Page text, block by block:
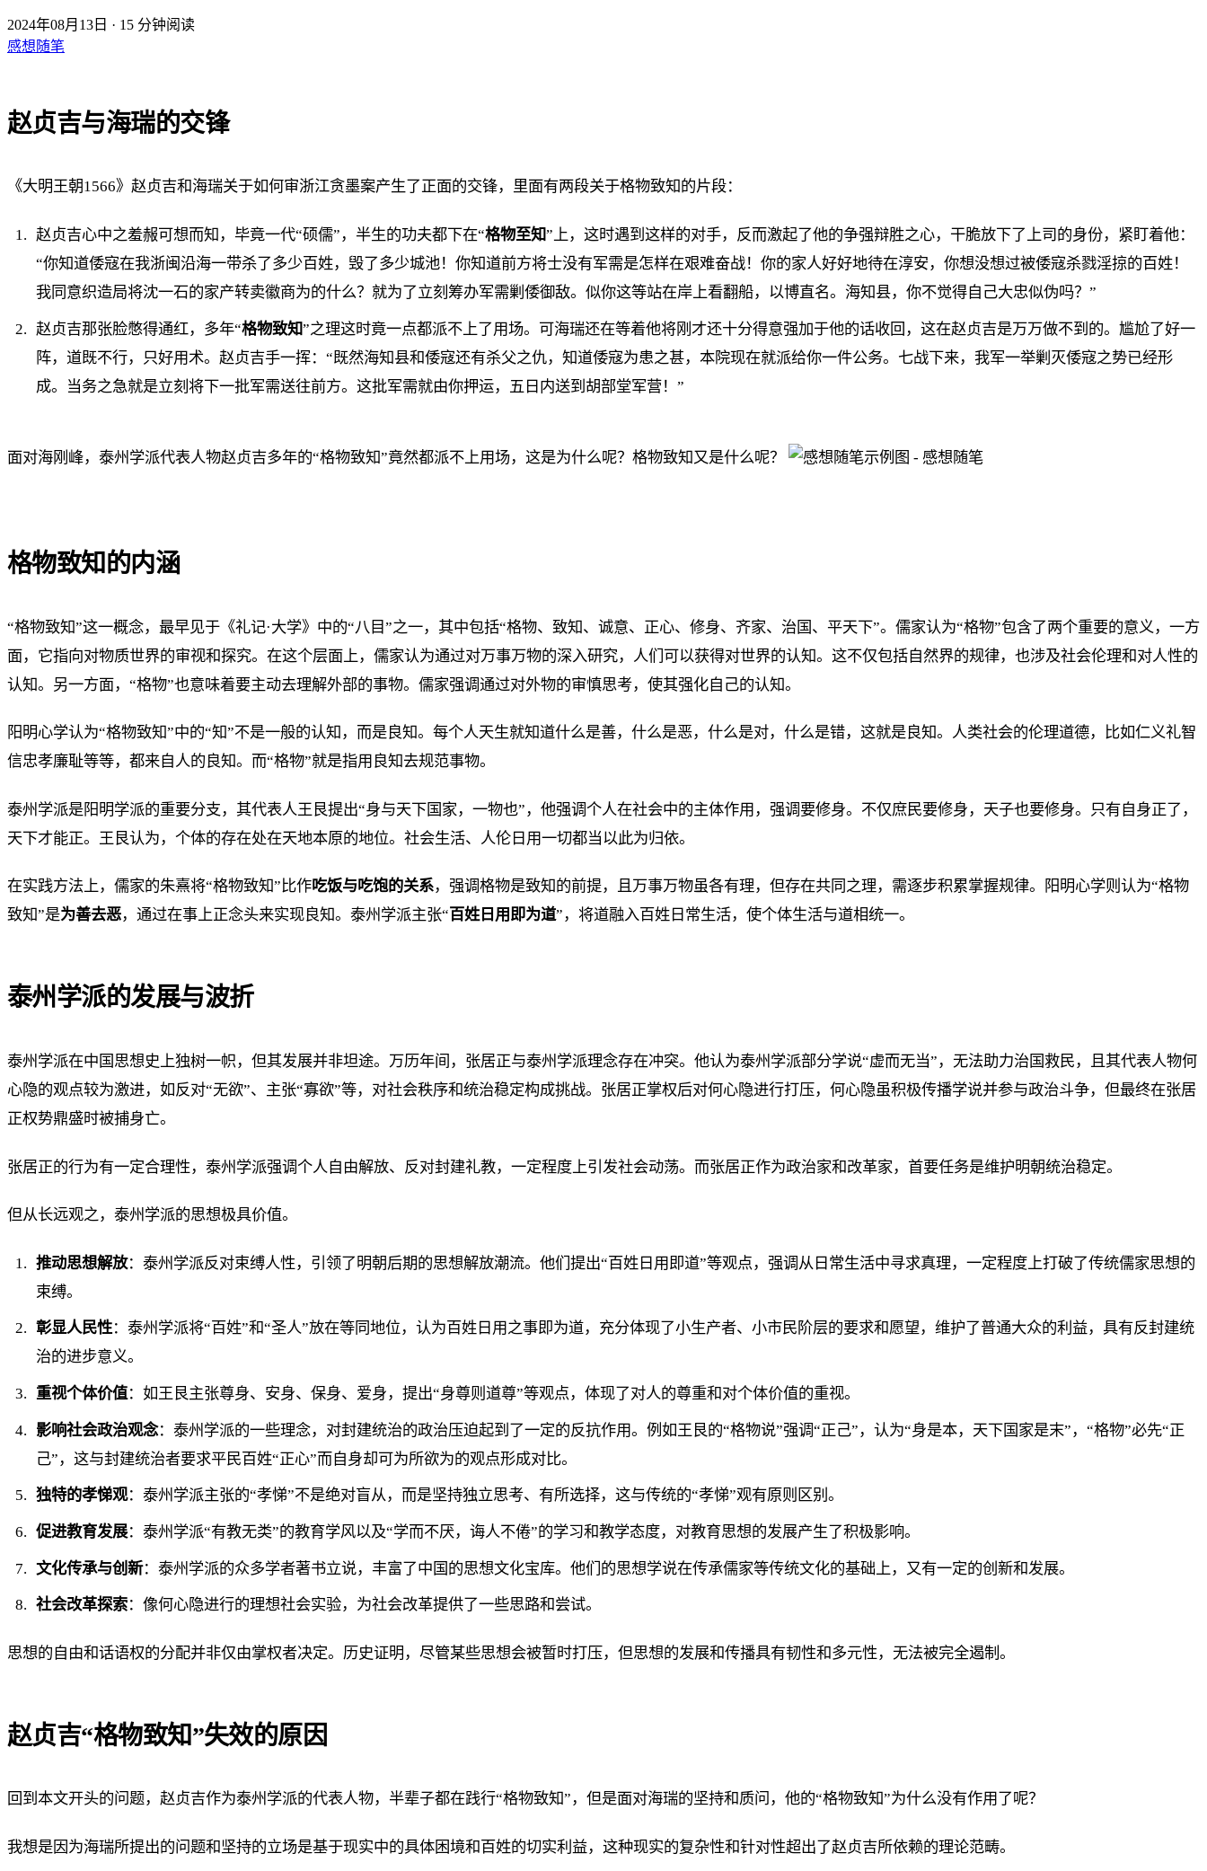
2024年08月13日 · 15 分钟阅读
感想随笔
赵贞吉与海瑞的交锋
《大明王朝1566》赵贞吉和海瑞关于如何审浙江贪墨案产生了正面的交锋，里面有两段关于格物致知的片段：
赵贞吉心中之羞赧可想而知，毕竟一代“硕儒”，半生的功夫都下在“格物至知”上，这时遇到这样的对手，反而激起了他的争强辩胜之心，干脆放下了上司的身份，紧盯着他：
“你知道倭寇在我浙闽沿海一带杀了多少百姓，毁了多少城池！你知道前方将士没有军需是怎样在艰难奋战！你的家人好好地待在淳安，你想没想过被倭寇杀戮淫掠的百姓！
我同意织造局将沈一石的家产转卖徽商为的什么？就为了立刻筹办军需剿倭御敌。似你这等站在岸上看翻船，以博直名。海知县，你不觉得自己大忠似伪吗？”
赵贞吉那张脸憋得通红，多年“格物致知”之理这时竟一点都派不上了用场。可海瑞还在等着他将刚才还十分得意强加于他的话收回，这在赵贞吉是万万做不到的。尴尬了好一
阵，道既不行，只好用术。赵贞吉手一挥：“既然海知县和倭寇还有杀父之仇，知道倭寇为患之甚，本院现在就派给你一件公务。七战下来，我军一举剿灭倭寇之势已经形
成。当务之急就是立刻将下一批军需送往前方。这批军需就由你押运，五日内送到胡部堂军营！”
面对海刚峰，泰州学派代表人物赵贞吉多年的“格物致知”竟然都派不上用场，这是为什么呢？格物致知又是什么呢？
格物致知的内涵
“格物致知”这一概念，最早见于《礼记·大学》中的“八目”之一，其中包括“格物、致知、诚意、正心、修身、齐家、治国、平天下”。儒家认为“格物”包含了两个重要的意义，一方
面，它指向对物质世界的审视和探究。在这个层面上，儒家认为通过对万事万物的深入研究，人们可以获得对世界的认知。这不仅包括自然界的规律，也涉及社会伦理和对人性的
认知。另一方面，“格物”也意味着要主动去理解外部的事物。儒家强调通过对外物的审慎思考，使其强化自己的认知。
阳明心学认为“格物致知”中的“知”不是一般的认知，而是良知。每个人天生就知道什么是善，什么是恶，什么是对，什么是错，这就是良知。人类社会的伦理道德，比如仁义礼智
信忠孝廉耻等等，都来自人的良知。而“格物”就是指用良知去规范事物。
泰州学派是阳明学派的重要分支，其代表人王艮提出“身与天下国家，一物也”，他强调个人在社会中的主体作用，强调要修身。不仅庶民要修身，天子也要修身。只有自身正了，
天下才能正。王艮认为，个体的存在处在天地本原的地位。社会生活、人伦日用一切都当以此为归依。
在实践方法上，儒家的朱熹将“格物致知”比作吃饭与吃饱的关系，强调格物是致知的前提，且万事万物虽各有理，但存在共同之理，需逐步积累掌握规律。阳明心学则认为“格物
致知”是为善去恶，通过在事上正念头来实现良知。泰州学派主张“ 百姓日用即为道”，将道融入百姓日常生活，使个体生活与道相统一。
泰州学派的发展与波折
泰州学派在中国思想史上独树一帜，但其发展并非坦途。万历年间，张居正与泰州学派理念存在冲突。他认为泰州学派部分学说“虚而无当”，无法助力治国救民，且其代表人物何
心隐的观点较为激进，如反对“无欲”、主张“寡欲”等，对社会秩序和统治稳定构成挑战。张居正掌权后对何心隐进行打压，何心隐虽积极传播学说并参与政治斗争，但最终在张居
正权势鼎盛时被捕身亡。
张居正的行为有一定合理性，泰州学派强调个人自由解放、反对封建礼教，一定程度上引发社会动荡。而张居正作为政治家和改革家，首要任务是维护明朝统治稳定。
但从长远观之，泰州学派的思想极具价值。
推动思想解放：泰州学派反对束缚人性，引领了明朝后期的思想解放潮流。他们提出“百姓日用即道”等观点，强调从日常生活中寻求真理，一定程度上打破了传统儒家思想的
束缚。
彰显人民性：泰州学派将“百姓”和“圣人”放在等同地位，认为百姓日用之事即为道，充分体现了小生产者、小市民阶层的要求和愿望，维护了普通大众的利益，具有反封建统
治的进步意义。
重视个体价值：如王艮主张尊身、安身、保身、爱身，提出“身尊则道尊”等观点，体现了对人的尊重和对个体价值的重视。
影响社会政治观念：泰州学派的一些理念，对封建统治的政治压迫起到了一定的反抗作用。例如王艮的“格物说”强调“正己”，认为“身是本，天下国家是末”，“格物”必先“正
己”，这与封建统治者要求平民百姓“正心”而自身却可为所欲为的观点形成对比。
独特的孝悌观：泰州学派主张的“孝悌”不是绝对盲从，而是坚持独立思考、有所选择，这与传统的“孝悌”观有原则区别。
促进教育发展：泰州学派“有教无类”的教育学风以及“学而不厌，诲人不倦”的学习和教学态度，对教育思想的发展产生了积极影响。
文化传承与创新：泰州学派的众多学者著书立说，丰富了中国的思想文化宝库。他们的思想学说在传承儒家等传统文化的基础上，又有一定的创新和发展。
社会改革探索：像何心隐进行的理想社会实验，为社会改革提供了一些思路和尝试。
思想的自由和话语权的分配并非仅由掌权者决定。历史证明，尽管某些思想会被暂时打压，但思想的发展和传播具有韧性和多元性，无法被完全遏制。
赵贞吉“格物致知”失效的原因
回到本文开头的问题，赵贞吉作为泰州学派的代表人物，半辈子都在践行“格物致知”，但是面对海瑞的坚持和质问，他的“格物致知”为什么没有作用了呢？
我想是因为海瑞所提出的问题和坚持的立场是基于现实中的具体困境和百姓的切实利益，这种现实的复杂性和针对性超出了赵贞吉所依赖的理论范畴。